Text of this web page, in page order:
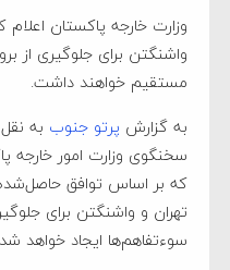
وزارت خارجه پاکستان
واشنگتن برای جلوگیری از
مستقیم خواهند داشت.
به گزارش پرتو جنوب به
سخنگوی وزارت امور خارجه
که بر اساس توافق
تهران و واشنگتن برای
سوءتفاهم‌ها ایجاد خواهد